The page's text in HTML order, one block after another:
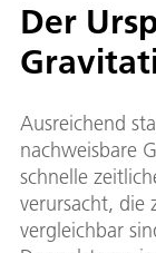
Der
Ausreichend
nachweisbare
schnelle
verursacht, die
vergleichbar